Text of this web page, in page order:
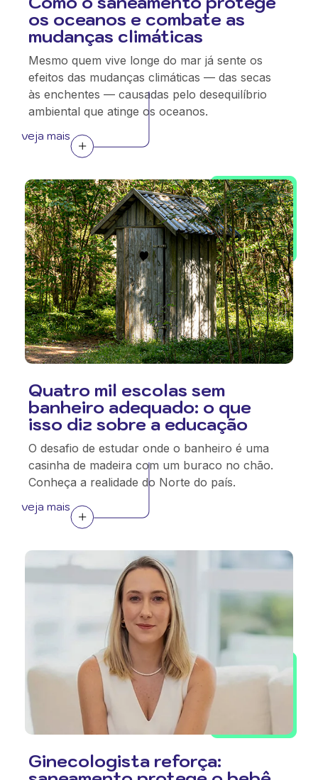
os oceanos e combate as
mudanças climáticas
Mesmo quem vive longe do mar já sente os
efeitos das mudanças climáticas — das secas
às enchentes — causadas pelo desequilíbrio
ambiental que atinge os oceanos.
veja mais
Quatro mil escolas sem
banheiro adequado: o que
isso diz sobre a educação
O desafio de estudar onde o banheiro é uma
casinha de madeira com um buraco no chão.
Conheça a realidade do Norte do país.
veja mais
Ginecologista reforça: